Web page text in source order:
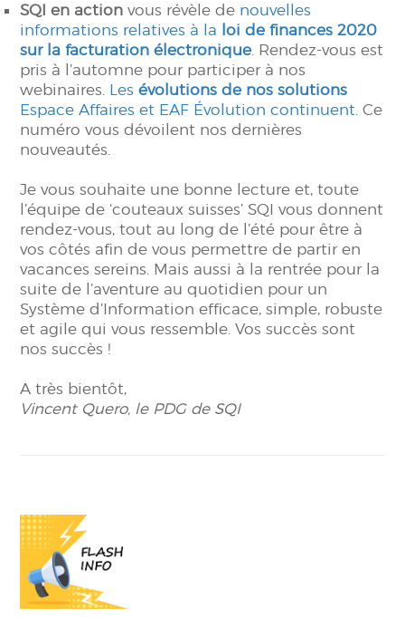
SQI en action vous révèle de nouvelles
informations relatives à la loi de finances 2020
sur la facturation électronique. Rendez-vous est
pris à l’automne pour participer à nos
webinaires. Lesévolutions de nos solutions
Espace Affaires et EAF Évolution continuent. Ce
numéro vous dévoilent nos dernières
nouveautés.
Je vous souhaite une bonne lecture et, toute
l’équipe de ‘couteaux suisses’ SQI vous donnent
rendez-vous, tout au long de l’été pour être à
vos côtés afin de vous permettre de partir en
vacances sereins. Mais aussi à la rentrée pour la
suite de l’aventure au quotidien pour un
Système d’Information efficace, simple, robuste
et agile qui vous ressemble. Vos succès sont
nos succès !
A très bientôt,
Vincent Quero, le PDG de SQI